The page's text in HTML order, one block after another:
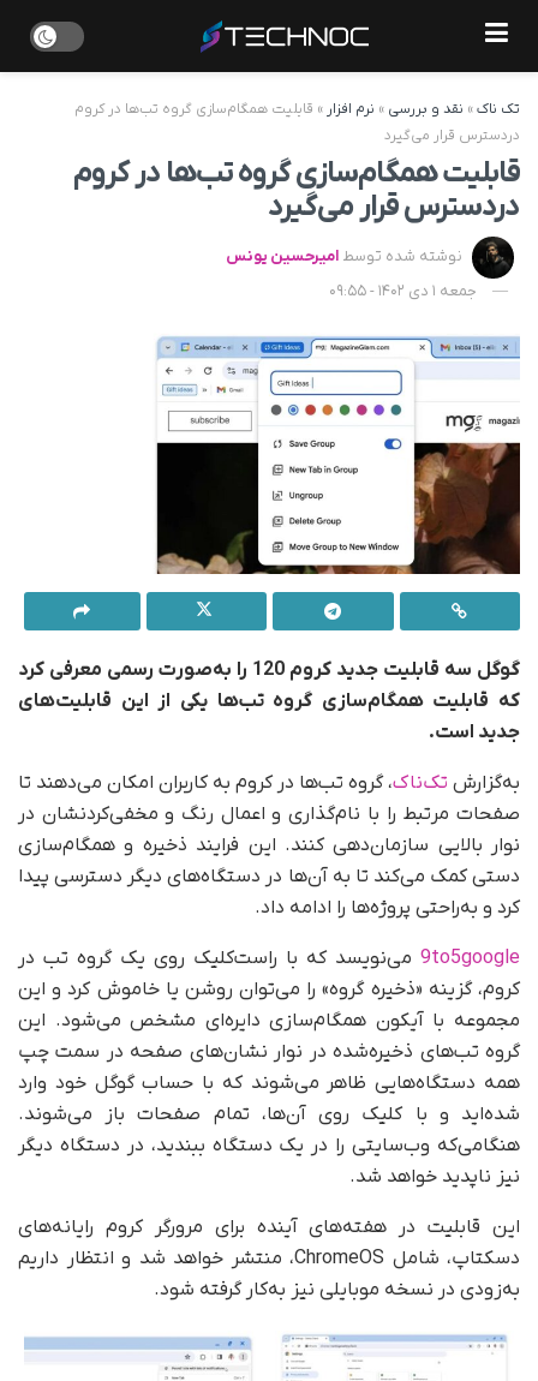
تک ناک» نقد و بررسی » نرم افزار » قابلیت همگام‌سازی گروه تب‌ها در کروم
دردسترس قرار می‌گیرد
قابلیت همگام‌سازی گروه تب‌ها در کروم
دردسترس قرار می‌گیرد
نوشته شده توسط امیرحسین یونس
جمعه 1 دی 1402 - 09:55
گوگل سه قابلیت جدید کروم 120 را به‌صورت رسمی معرفی کرد
که قابلیت همگام‌سازی گروه‌ تب‌ها یکی از این قابلیت‌های
جدید است.
به‌گزارش تک‌ناک، گروه تب‌ها در کروم به کاربران امکان می‌دهند تا
صفحات مرتبط را با نام‌گذاری و اعمال رنگ و مخفی‌کردنشان در
نوار بالایی سازمان‌دهی کنند. این فرایند ذخیره و همگام‌سازی
دستی کمک می‌کند تا به آن‌ها در دستگاه‌های دیگر دسترسی پیدا
کرد و به‌راحتی پروژه‌ها را ادامه داد.
9to5google می‌نویسد که با راست‌کلیک روی یک گروه تب در
کروم، گزینه «ذخیره گروه» را می‌توان روشن یا خاموش کرد و این
مجموعه با آیکون همگام‌سازی دایره‌ای مشخص می‌شود. این
گروه‌ تب‌های ذخیره‌شده در نوار نشان‌های صفحه در سمت چپ
همه دستگاه‌هایی ظاهر می‌شوند که با حساب گوگل خود وارد
شده‌اید و با کلیک روی آن‌ها، تمام صفحات باز می‌شوند.
هنگامی‌که وب‌سایتی را در یک دستگاه ببندید، در دستگاه دیگر
نیز ناپدید خواهد شد.
این قابلیت در هفته‌های آینده برای مرورگر کروم رایانه‌های
دسکتاپ، شامل ChromeOS، منتشر خواهد شد و انتظار داریم
به‌زودی در نسخه موبایلی نیز به‌کار گرفته شود.